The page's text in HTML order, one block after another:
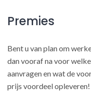
Premies
Bent u van plan om
dan vooraf na voor
aanvragen en wat de
prijs voordeel opleveren!